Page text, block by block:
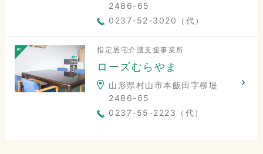
2486-65
0237-52-3020（代）
指定居宅介護支援事業所
ローズむらやま
山形県村山市本飯田字柳堤
2486-65
0237-55-2223（代）